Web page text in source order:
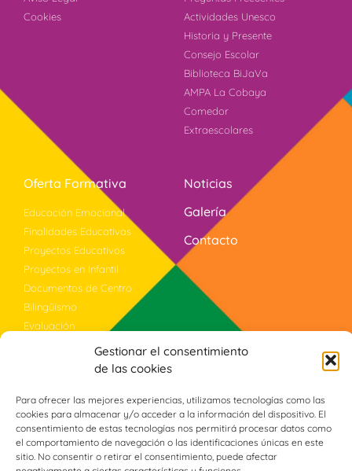
Gestionar el consentimiento
de las cookies
Para ofrecer las mejores experiencias, utilizamos tecnologías como las
cookies para almacenar y/o acceder a la información del dispositivo. El
consentimiento de estas tecnologías nos permitirá procesar datos como
el comportamiento de navegación o las identificaciones únicas en este
sitio. No consentir o retirar el consentimiento, puede afectar
Cookies
Actividades Unesco
Historia y Presente
Consejo Escolar
Biblioteca BiJaVa
AMPA La Cobaya
Comedor
Extraescolares
Oferta Formativa
Educación Emocional
Finalidades Educativas
Proyectos Educativos
Proyectos en Infantil
Documentos de Centro
Bilingüismo
Evaluación
Violencia Género
Programa PROA+
Noticias
Galería
Contacto
Síguenos